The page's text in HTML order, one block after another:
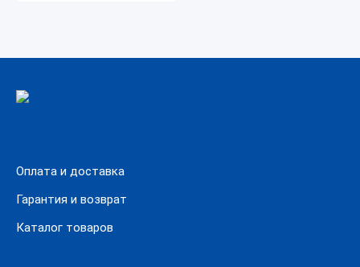
Оплата и доставка
Гарантия и возврат
Каталог товаров